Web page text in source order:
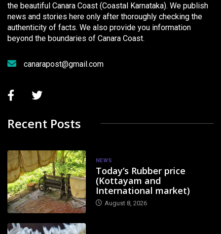
the beautiful Canara Coast (Coastal Karnataka). We publish
news and stories here only after thoroughly checking the
authenticity of facts. We also provide you information
beyond the boundaries of Canara Coast.
canarapost@gmail.com
Recent Posts
NEWS
Today’s Rubber price
(Kottayam and
International market)
August 8, 2026